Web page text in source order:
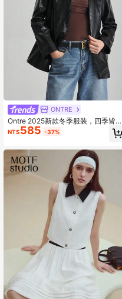
ONTRE
Ontre 2025新款冬季服装，四季皆
宜，适合冬季、返校季、万圣节和圣
诞节、教师制服、休闲外出、夜间活
商务休闲、黑色PU皮夹克、新年、圣
诞节女装。冬季必备：舒适复古风夹
克
NT$585 -37%